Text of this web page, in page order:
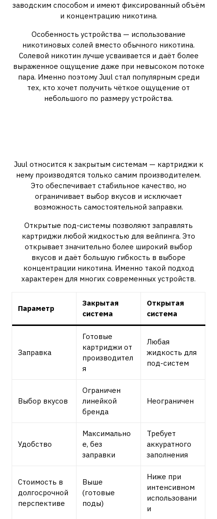
заводским способом и имеют фиксированный объём
и концентрацию никотина.
Особенность устройства — использование
никотиновых солей вместо обычного никотина.
Солевой никотин лучше усваивается и даёт более
выраженное ощущение даже при невысоком потоке
пара. Именно поэтому Juul стал популярным среди
тех, кто хочет получить чёткое ощущение от
небольшого по размеру устройства.
Juul относится к закрытым системам — картриджи к
нему производятся только самим производителем.
Это обеспечивает стабильное качество, но
ограничивает выбор вкусов и исключает
возможность самостоятельной заправки.
Открытые под-системы позволяют заправлять
картриджи любой жидкостью для вейпинга. Это
открывает значительно более широкий выбор
вкусов и даёт большую гибкость в выборе
концентрации никотина. Именно такой подход
характерен для многих современных устройств.
Параметр
Закрытая
система
Открытая
система
Заправка
Готовые
картриджи от
производител
я
Любая
жидкость для
под-систем
Выбор вкусов
Ограничен
линейкой
бренда
Неограничен
Удобство
Максимально
е, без
заправки
Требует
аккуратного
заполнения
Стоимость в
долгосрочной
перспективе
Выше
(готовые
поды)
Ниже при
интенсивном
использовани
и